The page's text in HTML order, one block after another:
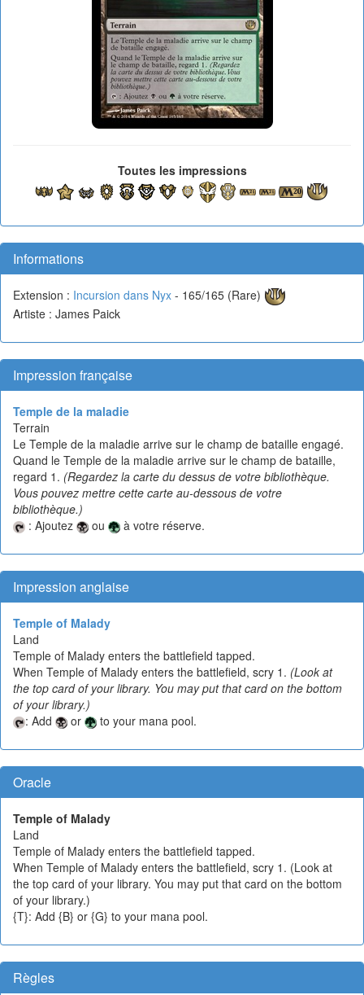
Toutes les impressions
Informations
Extension : Incursion dans Nyx - 165/165 (Rare)
Artiste : James Paick
Impression française
Temple de la maladie
Terrain
Le Temple de la maladie arrive sur le champ de bataille engagé.
Quand le Temple de la maladie arrive sur le champ de bataille,
regard 1. (Regardez la carte du dessus de votre bibliothèque.
Vous pouvez mettre cette carte au-dessous de votre
bibliothèque.)
: Ajoutez
ou à votre réserve.
Impression anglaise
Temple of Malady
Land
Temple of Malady enters the battlefield tapped.
When Temple of Malady enters the battlefield, scry 1. (Look at
the top card of your library. You may put that card on the bottom
of your library.)
: Add
or to your mana pool.
Oracle
Temple of Malady
Land
Temple of Malady enters the battlefield tapped.
When Temple of Malady enters the battlefield, scry 1. (Look at
the top card of your library. You may put that card on the bottom
of your library.)
{T}: Add {B} or {G} to your mana pool.
Règles